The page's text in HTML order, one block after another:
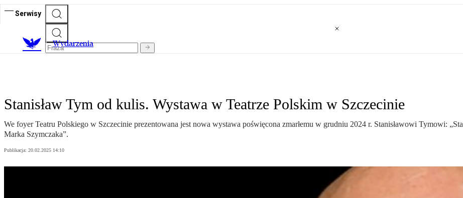
Serwisy
Wydarzenia
Stanisław Tym od kulis. Wystawa w Teatrze Polskim w Szczecinie
We foyer Teatru Polskiego w Szczecinie prezentowana jest nowa wystawa poświęcona zmarłemu w grudniu 2024 r. Stanisławowi Tymowi:
Marka Szymczaka”.
Publikacja: 20.02.2025 14:10